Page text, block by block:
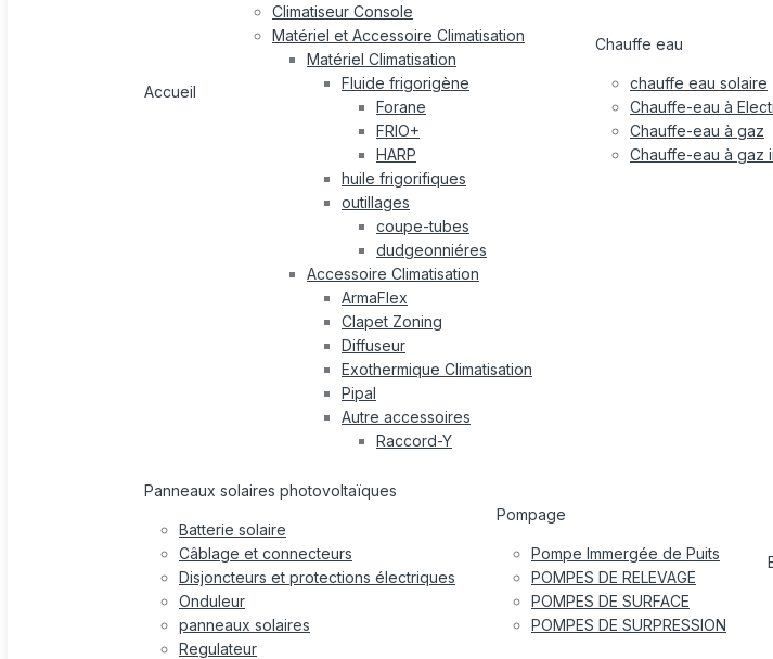
Accueil
Climatiseur Console
Matériel et Accessoire Climatisation
Matériel Climatisation
Fluide frigorigène
Forane
FRIO+
HARP
huile frigorifiques
outillages
coupe-tubes
dudgeonniéres
Accessoire Climatisation
ArmaFlex
Clapet Zoning
Diffuseur
Exothermique Climatisation
Pipal
Autre accessoires
Raccord-Y
Chauffe eau
chauffe eau solaire
Chauffe-eau à
Chauffe-eau à gaz
Chauffe-eau à gaz
Panneaux solaires photovoltaïques
Batterie solaire
Câblage et connecteurs
Disjoncteurs et protections électriques
Onduleur
panneaux solaires
Regulateur
Pompage
Pompe Immergée de Puits
POMPES DE RELEVAGE
POMPES DE SURFACE
POMPES DE SURPRESSION